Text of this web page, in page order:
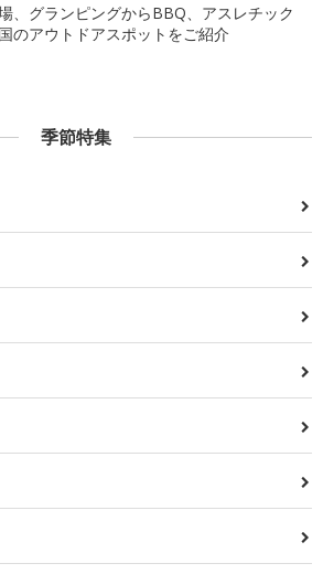
、グランピングからBBQ、アスレチック
のアウトドアスポットをご紹介
季節特集